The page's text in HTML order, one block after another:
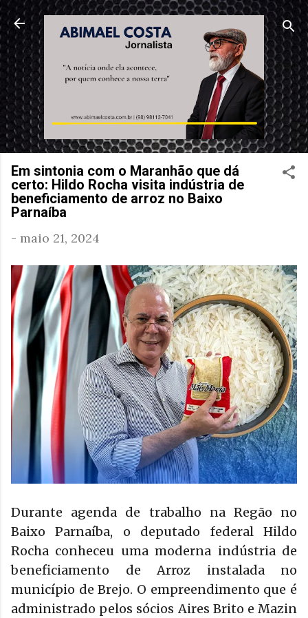
Pular para o conteúdo principal
Em sintonia com o Maranhão que dá
certo: Hildo Rocha visita indústria de
beneficiamento de arroz no Baixo
Parnaíba
- maio 21, 2024
Durante agenda de trabalho na Regão no
Baixo Parnaíba, o deputado federal Hildo
Rocha conheceu uma moderna indústria de
beneficiamento de Arroz instalada no
município de Brejo. O empreendimento que é
administrado pelos sócios Aires Brito e Mazin